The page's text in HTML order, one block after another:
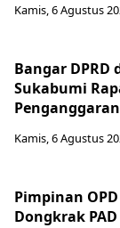
Kamis, 6 Agustus
Bangar DPRD
Sukabumi
Kamis, 6 Agustus
Pimpinan
Dongkrak PAD